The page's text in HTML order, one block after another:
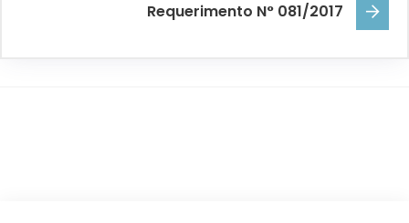
Requerimento N° 081/2017